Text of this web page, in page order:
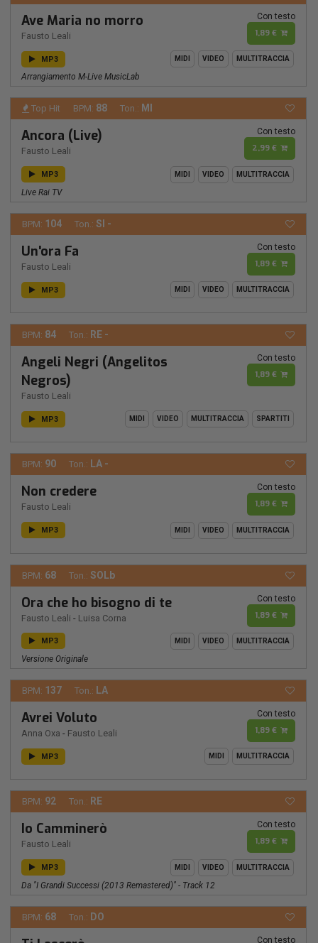
Ave Maria no morro
Fausto Leali
Con testo
1,89 €
MP3 MIDI VIDEO MULTITRACCIA
Arrangiamento M-Live MusicLab
Top Hit BPM: 88 Ton.: MI
Ancora (Live)
Fausto Leali
Con testo
2,99 €
MP3 MIDI VIDEO MULTITRACCIA
Live Rai TV
BPM: 104 Ton.: SI -
Un'ora Fa
Fausto Leali
Con testo
1,89 €
MP3 MIDI VIDEO MULTITRACCIA
BPM: 84 Ton.: RE -
Angeli Negri (Angelitos
Negros)
Fausto Leali
Con testo
1,89 €
MP3 MIDI VIDEO MULTITRACCIA SPARTITI
BPM: 90 Ton.: LA -
Non credere
Fausto Leali
Con testo
1,89 €
MP3 MIDI VIDEO MULTITRACCIA
BPM: 68 Ton.: SOLb
Ora che ho bisogno di te
Fausto Leali - Luisa Corna
Con testo
1,89 €
MP3 MIDI VIDEO MULTITRACCIA
Versione Originale
BPM: 137 Ton.: LA
Avrei Voluto
Anna Oxa - Fausto Leali
Con testo
1,89 €
MP3 MIDI MULTITRACCIA
BPM: 92 Ton.: RE
Io Camminerò
Fausto Leali
Con testo
1,89 €
MP3 MIDI VIDEO MULTITRACCIA
Da "I Grandi Successi (2013 Remastered)" - Track 12
BPM: 68 Ton.: DO
Con testo